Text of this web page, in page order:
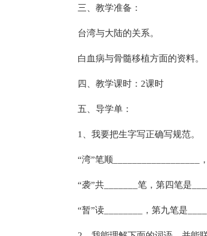
三、教学准备：
台湾与大陆的关系。
白血病与骨髓移植方面的资料。
四、教学课时：2课时
五、导学单：
1、我要把生字写正确写规范。
“湾”笔顺__________________
“袭”共_______笔，第四笔是
“暂”读________，第九笔是